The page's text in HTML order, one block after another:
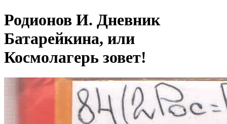
Родионов И. Дневник
Батарейкина, или
Космолагерь зовет!